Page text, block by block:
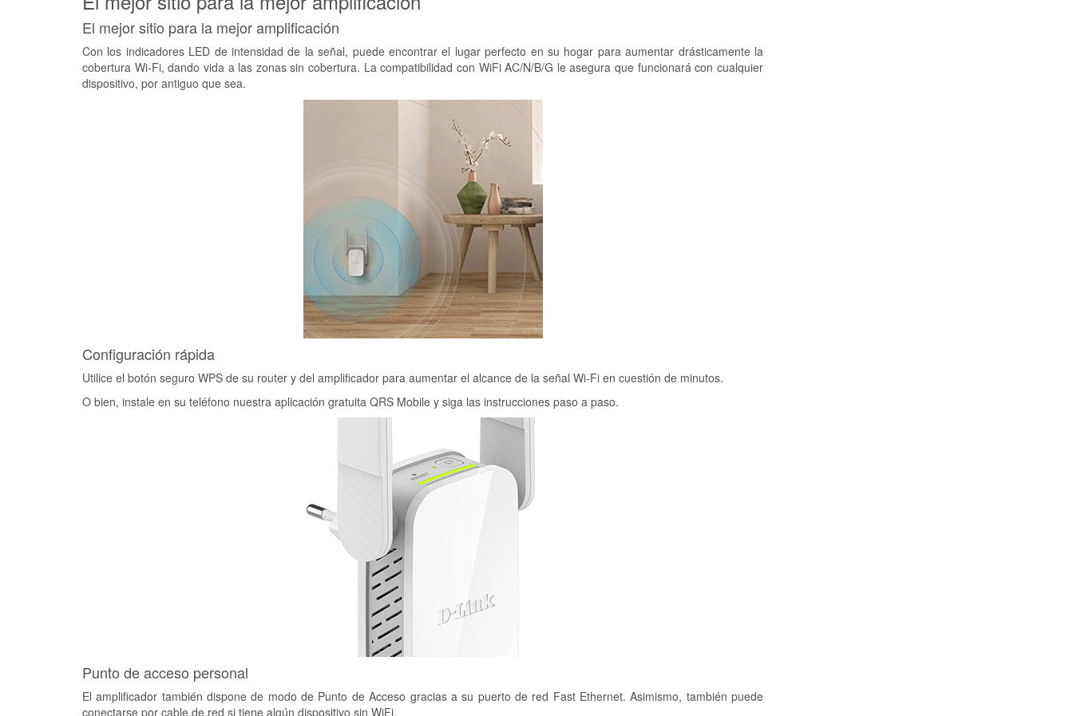
El mejor sitio para la mejor amplificación
Con los indicadores LED de intensidad de la señal, puede encontrar el lugar perfecto en su hogar para aumentar drásticamente la
cobertura Wi-Fi, dando vida a las zonas sin cobertura. La compatibilidad con WiFi AC/N/B/G le asegura que funcionará con cualquier
dispositivo, por antiguo que sea.
Configuración rápida
Utilice el botón seguro WPS de su router y del amplificador para aumentar el alcance de la señal Wi-Fi en cuestión de minutos.
O bien, instale en su teléfono nuestra aplicación gratuita QRS Mobile y siga las instrucciones paso a paso.
Punto de acceso personal
El amplificador también dispone de modo de Punto de Acceso gracias a su puerto de red Fast Ethernet. Asimismo, también puede
conectarse por cable de red si tiene algún dispositivo sin WiFi.